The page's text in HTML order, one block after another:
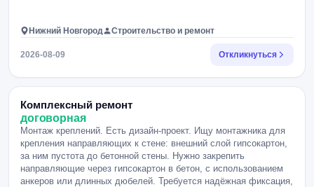
Нижний Новгород Строительство и ремонт
2026-08-09 Откликнуться
Комплексный ремонт
договорная
Монтаж креплений. Есть дизайн-проект. Ищу монтажника для
крепления направляющих к стене: внешний слой гипсокартон,
за ним пустота до бетонной стены. Нужно закрепить
направляющие через гипсокартон в бетон, с использованием
анкеров или длинных дюбелей. Требуется надёжная фиксация,